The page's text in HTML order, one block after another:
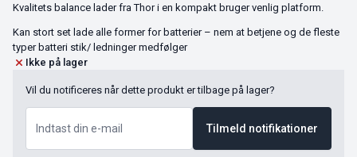
Kvalitets balance lader fra Thor i en kompakt bruger venlig platform.
Kan stort set lade alle former for batterier – nem at betjene og de fleste
typer batteri stik/ ledninger medfølger
Ikke på lager
Vil du notificeres når dette produkt er tilbage på lager?
Tilmeld notifikationer